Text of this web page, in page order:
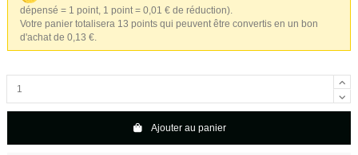
dépensé = 1 point, 1 point = 0,01 € de réduction).
Votre panier totalisera 13 points qui peuvent être convertis en un bon
d'achat de 0,13 €.
Ajouter au panier